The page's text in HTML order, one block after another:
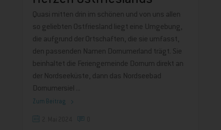
Quasi mitten drin im schönen und von uns allen
so geliebten Ostfriesland liegt eine Umgebung,
die aufgrund der Ortschaften, die sie umfasst,
den passenden Namen Dornumerland trägt. Sie
beinhaltet die Feriengemeinde Dornum direkt an
der Nordseeküste, dann das Nordseebad
Dornumersiel
Zum Beitrag